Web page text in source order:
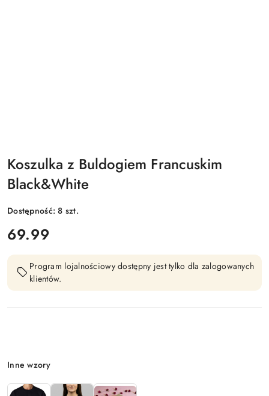
Koszulka z Buldogiem Francuskim
Black&White
Dostępność:8 szt.
cena:
69.99
Program lojalnościowy dostępny jest tylko dla zalogowanych
klientów.
Wariant
Inne wzory